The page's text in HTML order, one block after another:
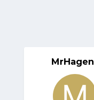
MrHagen